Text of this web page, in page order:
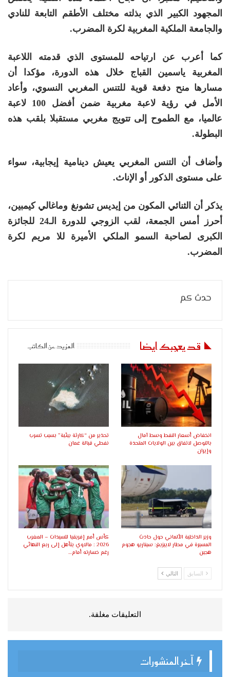
المجهود الكبير الذي بذلته مختلف الأطقم التابعة للنادي
والجامعة الملكية المغربية لكرة المضرب.
كما أعرب عن ارتياحه للمستوى الذي قدمته اللاعبة
المغربية ياسمين القباج خلال هذه الدورة، مؤكدا أن
مسارها منح دفعة قوية للتنس المغربي النسوي، وأعاد
الأمل في رؤية لاعبة مغربية ضمن أفضل 100 لاعبة
عالميا، مع الطموح إلى تتويج مغربي مستقبلا بلقب هذه
البطولة.
وأضاف أن التنس المغربي يعيش دينامية إيجابية، سواء
على مستوى الذكور أو الإناث.
يذكر أن الثنائي المكون من إيديس تشونغ وماغالي كيمبين،
أحرز أمس الجمعة، لقب الزوجي للدورة الـ24 للجائزة
الكبرى لصاحبة السمو الملكي الأميرة للا مريم لكرة
المضرب.
حدث كم
قد يعجبك ايضا المزيد عن الكاتب
انخفاض أسعار النفط وسط آمال
بالتوصل لاتفاق بين الولايات المتحدة
وإيران
تحذير من “كارثة بيئية” بسبب تسرب
نفطي قبالة عمان
وزير الداخلية الألماني حول حادث
المسيرة في مطار لايبزيغ: سيناريو هجوم
هجين
كأس أمم إفريقيا للسيدات – المغرب
2026 : مالاوي يتأهل إلى ربع النهائي
رغم خسارته أمام…
السابق التالي
التعليقات مغلقة.
آخر المنشورات